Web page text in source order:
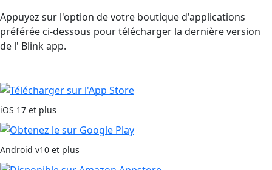
Appuyez sur l'option de votre boutique d'applications
préférée ci-dessous pour télécharger la dernière version
de l' Blink app.
iOS 17 et plus
Android v10 et plus